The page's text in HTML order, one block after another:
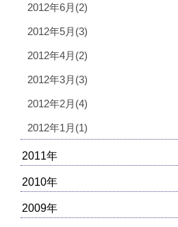
2012年6月(2)
2012年5月(3)
2012年4月(2)
2012年3月(3)
2012年2月(4)
2012年1月(1)
2011年
2010年
2009年